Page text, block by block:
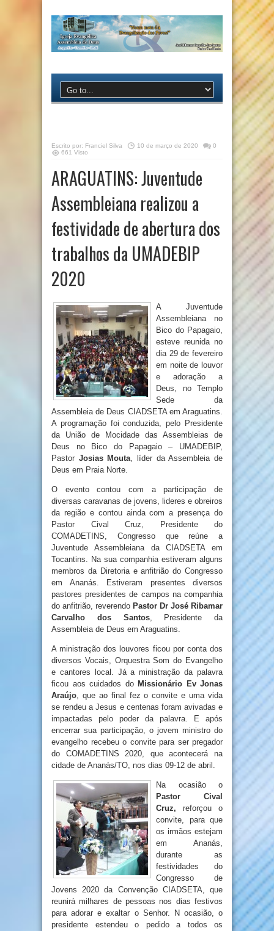
Escrito por: Franciel Silva 10 de março de 2020
0
661 Visto
ARAGUATINS: Juventude
Assembleiana realizou a
festividade de abertura dos
trabalhos da UMADEBIP
2020
A Juventude
Assembleiana no
Bico do Papagaio,
esteve reunida no
dia 29 de fevereiro
em noite de louvor
e adoração a
Deus, no Templo
Sede da
Assembleia de Deus CIADSETA em Araguatins.
A programação foi conduzida, pelo Presidente
da União de Mocidade das Assembleias de
Deus no Bico do Papagaio – UMADEBIP,
Pastor Josias Mouta, líder da Assembleia de
Deus em Praia Norte.
O evento contou com a participação de
diversas caravanas de jovens, lideres e obreiros
da região e contou ainda com a presença do
Pastor Cival Cruz, Presidente do
COMADETINS, Congresso que reúne a
Juventude Assembleiana da CIADSETA em
Tocantins. Na sua companhia estiveram alguns
membros da Diretoria e anfitrião do Congresso
em Ananás. Estiveram presentes diversos
pastores presidentes de campos na companhia
do anfitrião, reverendo Pastor Dr José Ribamar
Carvalho dos Santos, Presidente da
Assembleia de Deus em Araguatins.
A ministração dos louvores ficou por conta dos
diversos Vocais, Orquestra Som do Evangelho
e cantores local. Já a ministração da palavra
ficou aos cuidados do Missionário Ev Jonas
Araújo, que ao final fez o convite e uma vida
se rendeu a Jesus e centenas foram avivadas e
impactadas pelo poder da palavra. E após
encerrar sua participação, o jovem ministro do
evangelho recebeu o convite para ser pregador
do COMADETINS 2020, que acontecerá na
cidade de Ananás/TO, nos dias 09-12 de abril.
Na ocasião o
Pastor Cival
Cruz, reforçou o
convite, para que
os irmãos estejam
em Ananás,
durante as
festividades do
Congresso de
Jovens 2020 da Convenção CIADSETA, que
reunirá milhares de pessoas nos dias festivos
para adorar e exaltar o Senhor. N ocasião, o
presidente estendeu o pedido a todos os